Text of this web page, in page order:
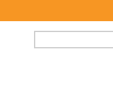
FORMULAIRE DE